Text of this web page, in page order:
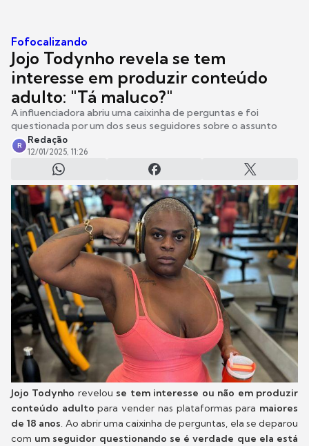
Fofocalizando
Jojo Todynho revela se tem
interesse em produzir conteúdo
adulto: "Tá maluco?"
A influenciadora abriu uma caixinha de perguntas e foi
questionada por um dos seus seguidores sobre o assunto
R
Redação
12/01/2025, 11:26
Jojo Todynho revelou se tem interesse ou não em produzir
conteúdo adulto para vender nas plataformas para maiores
de 18 anos. Ao abrir uma caixinha de perguntas, ela se deparou
com um seguidor questionando se é verdade que ela está